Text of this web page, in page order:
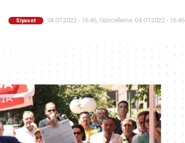
Siyaset 04.07.2022 - 16:46, Güncelleme: 04.07.2022 - 16:46